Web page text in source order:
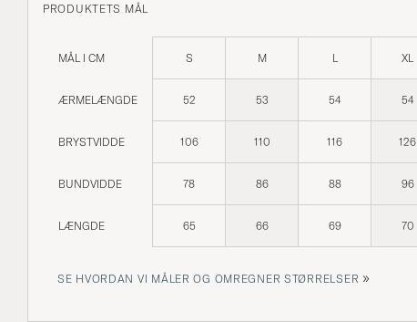
PRODUKTETS MÅL
MÅL I CM S M L XL
ÆRMELÆNGDE 52 53 54 54
BRYSTVIDDE 106 110 116 126
BUNDVIDDE 78 86 88 96
LÆNGDE 65 66 69 70
SE HVORDAN VI MÅLER OG OMREGNER STØRRELSER »